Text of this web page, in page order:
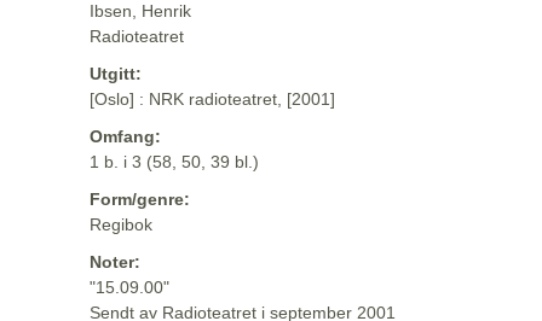
Ibsen, Henrik
Radioteatret
Utgitt:
[Oslo] : NRK radioteatret, [2001]
Omfang:
1 b. i 3 (58, 50, 39 bl.)
Form/genre:
Regibok
Noter:
"15.09.00"
Sendt av Radioteatret i september 2001